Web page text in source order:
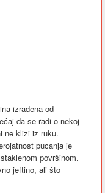
izrađena od
da se radi o nekoj
ne klizi iz ruku.
pucanja je
površinom.
jeftino, ali što